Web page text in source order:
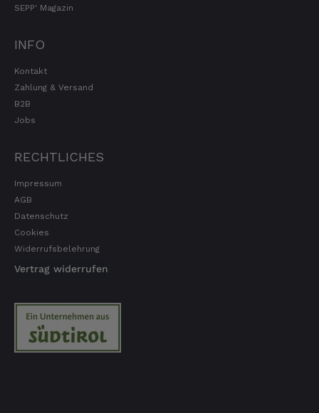
SEPP' Magazin
INFO
Kontakt
Zahlung & Versand
B2B
Jobs
RECHTLICHES
Impressum
AGB
Datenschutz
Cookies
Widerrufsbelehrung
Vertrag widerrufen